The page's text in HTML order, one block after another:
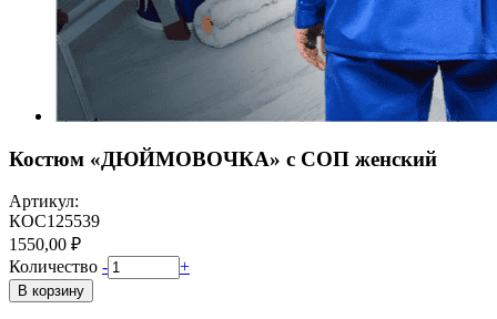
Костюм «ДЮЙМОВОЧКА» с СОП женский
Артикул:
КОС125539
1550,00 ₽
Количество - +
В корзину